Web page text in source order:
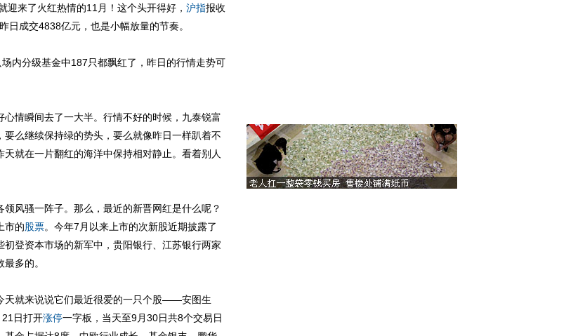
来了火红热情的11月！这个头开得好， 沪指报收
日成交4838亿元，也是小幅放量的节奏。
场内分级基金中187只都飘红了，昨日的行情走势可
情瞬间去了一大半。行情不好的时候，九泰锐富
么继续保持绿的势头，要么就像昨日一样趴着不
就在一片翻红的海洋中保持相对静止。看着别人
风骚一阵子。那么，最近的新晋网红是什么呢？
市的股票。今年7月以来上市的次新股近期披露了
初登资本市场的新军中，贵阳银行、江苏银行两家
多的。
就来说说它们最近很爱的一只个股——安图生
日打开涨停一字板，当天至9月30日共8个交易日